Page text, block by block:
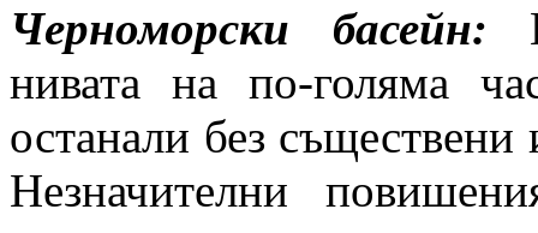
Черноморски басейн:
нивата на по-голяма
останали без
Незначителни